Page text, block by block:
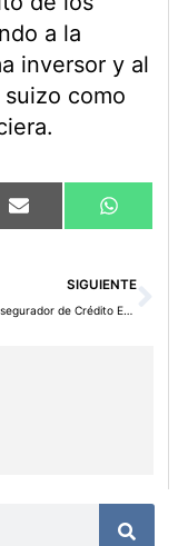
a la
inversor y al
como
Compartir
en
Email
en
SIGUIENTE
El Mercado Asegurador de Crédito Está Más Listo que Nunca, Afirma Aon